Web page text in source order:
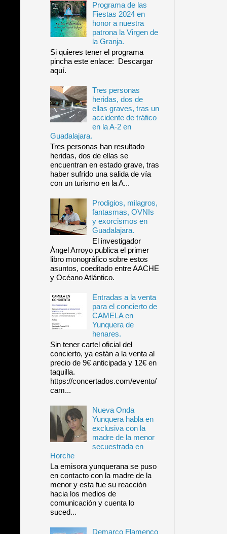
Programa de las
Fiestas 2024 en
honor a nuestra
patrona la Virgen de
la Granja.
Si quieres tener el programa
pincha este enlace: Descargar
aquí.
Tres personas
heridas, dos de
ellas graves, tras un
accidente de tráfico
en la A-2 en
Guadalajara.
Tres personas han resultado
heridas, dos de ellas se
encuentran en estado grave, tras
haber sufrido una salida de vía
con un turismo en la A...
Prodigios, milagros,
fantasmas, OVNIs
y exorcismos en
Guadalajara.
El investigador
Ángel Arroyo publica el primer
libro monográfico sobre estos
asuntos, coeditado entre AACHE
y Océano Atlántico.
Entradas a la venta
para el concierto de
CAMELA en
Yunquera de
henares.
Sin tener cartel oficial del
concierto, ya están a la venta al
precio de 9€ anticipada y 12€ en
taquilla.
https://concertados.com/evento/
cam...
Nueva Onda
Yunquera habla en
exclusiva con la
madre de la menor
secuestrada en
Horche
La emisora yunquerana se puso
en contacto con la madre de la
menor y esta fue su reacción
hacia los medios de
comunicación y cuenta lo
suced...
Demarco Flamenco